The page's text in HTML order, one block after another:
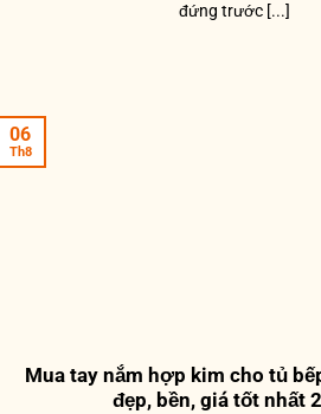
đứng trước [...]
Mua tay nắm hợp kim cho tủ
đẹp, bền, giá tốt nhất
06
Th8